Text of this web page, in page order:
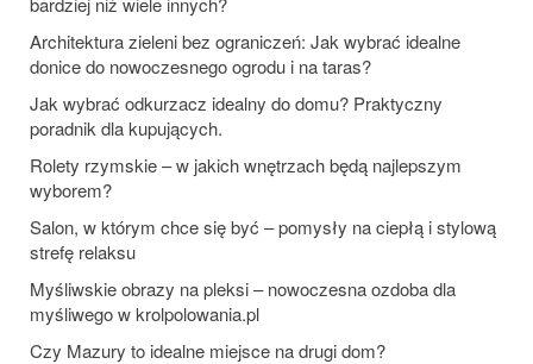
Architektura zieleni bez ograniczeń: Jak wybrać idealne
donice do nowoczesnego ogrodu i na taras?
Jak wybrać odkurzacz idealny do domu? Praktyczny
poradnik dla kupujących.
Rolety rzymskie – w jakich wnętrzach będą najlepszym
wyborem?
Salon, w którym chce się być – pomysły na ciepłą i stylową
strefę relaksu
Myśliwskie obrazy na pleksi – nowoczesna ozdoba dla
myśliwego w krolpolowania.pl
Czy Mazury to idealne miejsce na drugi dom?